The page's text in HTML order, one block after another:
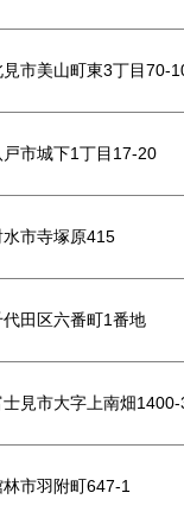
市美山町東3丁目70-
市城下1丁目17-20
市寺塚原415
田区六番町1番地
見市大字上南畑1400-
市羽附町647-1